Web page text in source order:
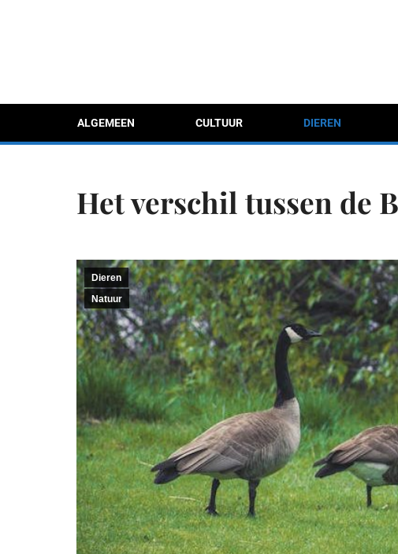
ALGEMEEN CULTUUR DIEREN
Het verschil tussen de
Dieren
Natuur